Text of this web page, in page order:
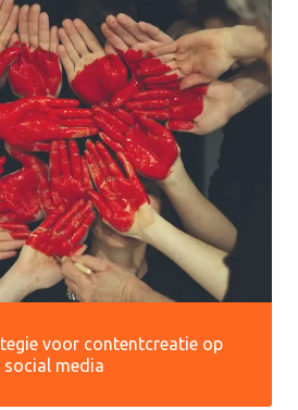
voor contentcreatie op
social media